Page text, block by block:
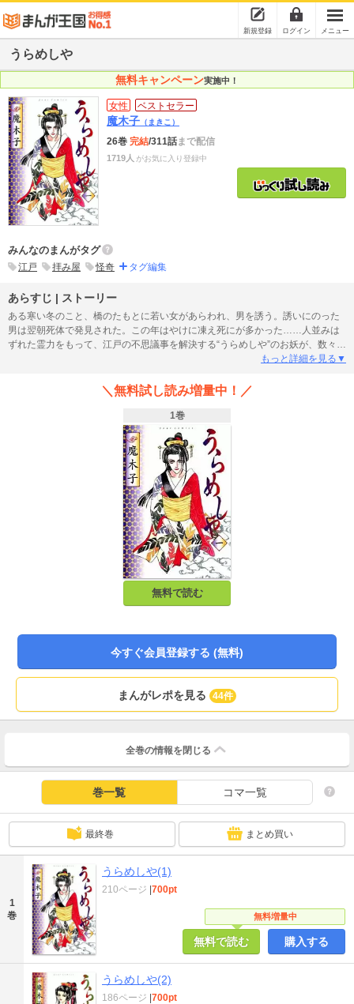
新規登録 ログイン メニュー
うらめしや
無料キャンペーン実施中！
女性 ベストセラー
魔木子 （まきこ）
26巻 完結/311話まで配信
1719人 がお気に入り登録中
みんなのまんがタグ
江戸 拝み屋 怪奇 タグ編集
あらすじ | ストーリー
ある寒い冬のこと、橋のたもとに若い女があらわれ、男を誘う。誘いにのった
男は翌朝死体で発見された。この年はやけに凍え死にが多かった……人並みは
ずれた霊力をもって、江戸の不思議事を解決する“うらめしや”のお妖が、数々の
もっと詳細を見る▼
＼無料試し読み増量中！／
1巻
無料で読む
今すぐ会員登録する (無料)
まんがレポを見る 44件
全巻の情報を 閉じる
巻一覧 コマ一覧
最終巻 まとめ買い
1
巻
うらめしや(1)
無料増量中
210ページ 700pt
無料で読む 購入する
うらめしや(2)
186ページ 700pt